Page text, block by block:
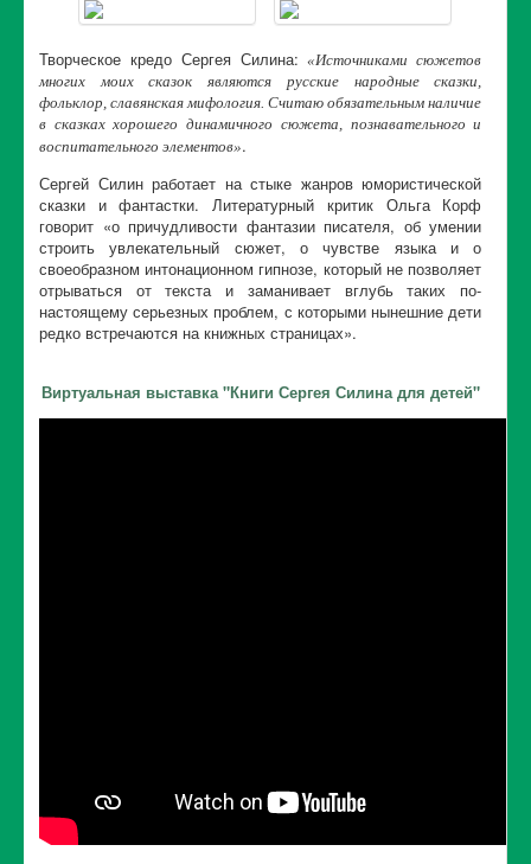
Творческое кредо Сергея Силина:«Источниками сюжетов
многих моих сказок являются русские народные сказки,
фольклор, славянская мифология. Считаю обязательным наличие
в сказках хорошего динамичного сюжета, познавательного и
воспитательного элементов».
Сергей Силин работает на стыке жанров юмористической
сказки и фантастки. Литературный критик Ольга Корф
говорит «о причудливости фантазии писателя, об умении
строить увлекательный сюжет, о чувстве языка и о
своеобразном интонационном гипнозе, который не позволяет
отрываться от текста и заманивает вглубь таких по-
настоящему серьезных проблем, с которыми нынешние дети
редко встречаются на книжных страницах».
Виртуальная выставка "Книги Сергея Силина для детей"